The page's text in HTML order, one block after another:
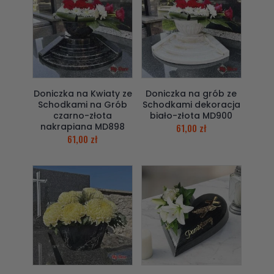
Doniczka na Kwiaty ze
Schodkami na Grób
czarno-złota
nakrapiana MD898
61,00 zł
Doniczka na grób ze
Schodkami dekoracja
biało-złota MD900
61,00 zł